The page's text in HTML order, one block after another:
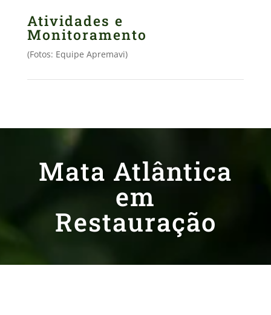
Atividades e
Monitoramento
(Fotos: Equipe Apremavi)
Mata Atlântica
em
Restauração